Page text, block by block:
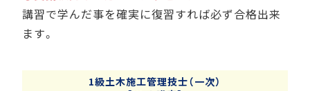
講習で学んだ事を確実に復習すれば必ず合格出来
ます。
1級土木施工管理技士（一次）